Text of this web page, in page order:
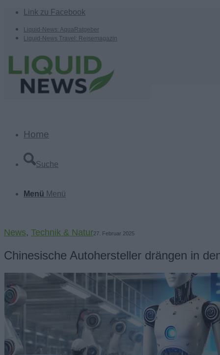
Link zu Facebook
Liquid-News: AquaRatgeber
Liquid-News Travel: Reisemagazin
Home
Suche
Menü Menü
News, Technik & Natur27. Februar 2025
Chinesische Autohersteller drängen in